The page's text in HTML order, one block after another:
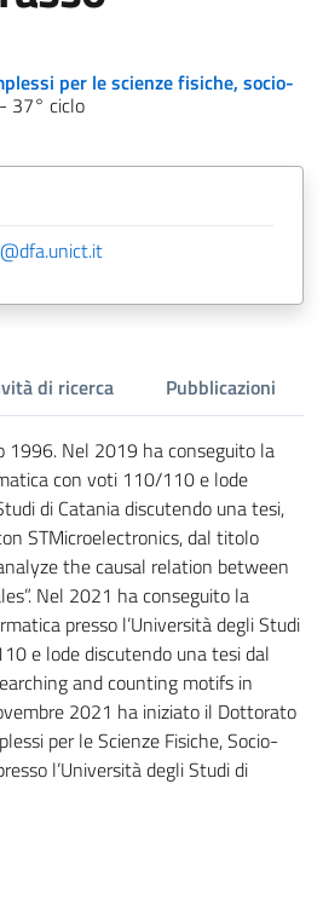
per le scienze fisiche, socio-
- 37° ciclo
di ricerca Pubblicazioni
1996. Nel 2019 ha conseguito la
con voti 110/110 e lode
di Catania discutendo una tesi,
STMicroelectronics, dal titolo
the causal relation between
Nel 2021 ha conseguito la
presso l’Università degli Studi
e lode discutendo una tesi dal
and counting motifs in
2021 ha iniziato il Dottorato
per le Scienze Fisiche, Socio-
l’Università degli Studi di